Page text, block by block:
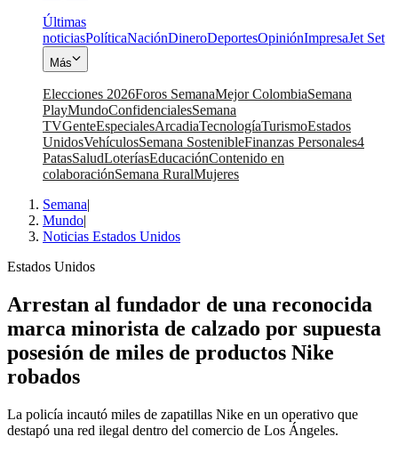
Últimas
noticiasPolíticaNaciónDineroDeportesOpiniónImpresaJet Set
Más
Elecciones 2026Foros SemanaMejor ColombiaSemana
PlayMundoConfidencialesSemana
TVGenteEspecialesArcadiaTecnologíaTurismoEstados
UnidosVehículosSemana SostenibleFinanzas Personales4
PatasSaludLoteríasEducaciónContenido en
colaboraciónSemana RuralMujeres
Semana|
Mundo|
Noticias Estados Unidos
Estados Unidos
Arrestan al fundador de una reconocida
marca minorista de calzado por supuesta
posesión de miles de productos Nike
robados
La policía incautó miles de zapatillas Nike en un operativo que
destapó una red ilegal dentro del comercio de Los Ángeles.